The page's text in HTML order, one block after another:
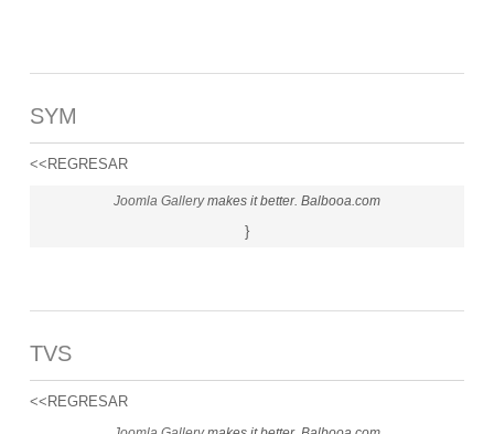
SYM
<<REGRESAR
Joomla Gallerymakes it better. Balbooa.com
}
TVS
<<REGRESAR